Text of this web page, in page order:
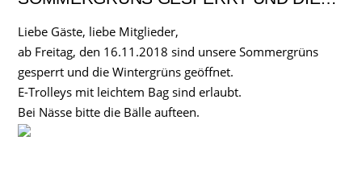
Liebe Gäste, liebe Mitglieder,
ab Freitag, den 16.11.2018 sind unsere Sommergrüns
gesperrt und die Wintergrüns geöffnet.
E-Trolleys mit leichtem Bag sind erlaubt.
Bei Nässe bitte die Bälle aufteen.